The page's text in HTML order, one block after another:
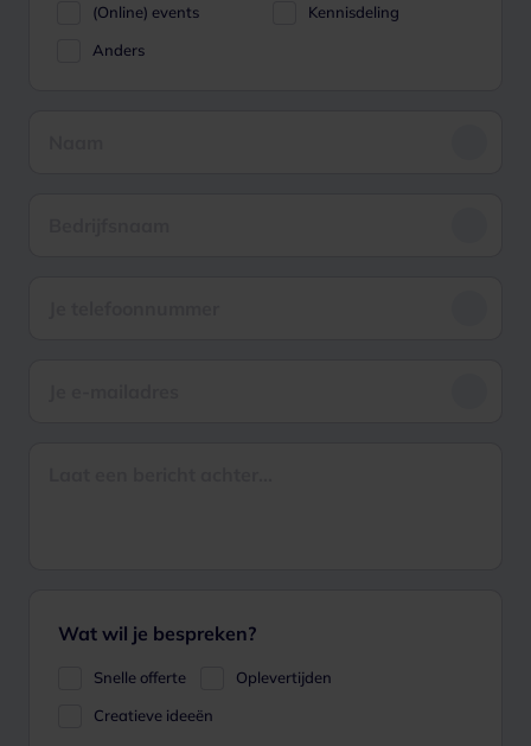
(Online) events
Kennisdeling
Anders
Wat wil je bespreken?
Snelle offerte
Oplevertijden
Creatieve ideeën